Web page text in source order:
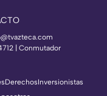
| Conmutador
DerechosInversionistas